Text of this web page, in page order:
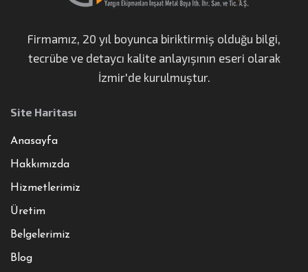
Firmamız, 20 yıl boyunca biriktirmiş olduğu bilgi,
tecrübe ve detaycı kalite anlayışının eseri olarak
İzmir'de kurulmuştur.
Site Haritası
Anasayfa
Hakkımızda
Hizmetlerimiz
Üretim
Belgelerimiz
Blog